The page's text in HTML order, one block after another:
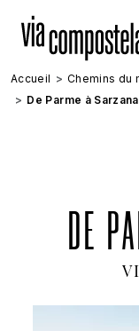
Accueil Chemins du
De Parme à Sarzana
DE